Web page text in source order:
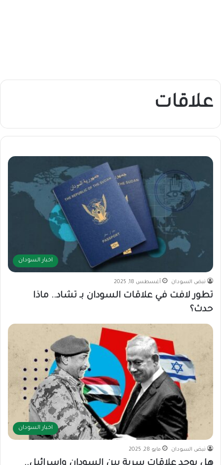
علاقات
اخبار السودان
نبض السودان أغسطس 18, 2025
تطور لافت في علاقات السودان بـ تشاد.. ماذا
حدث؟
اخبار السودان
نبض السودان مايو 28, 2025